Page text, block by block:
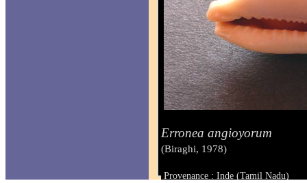
Erronea angioyorum
(Biraghi, 1978)
Provenance : Inde (Tamil Nadu)